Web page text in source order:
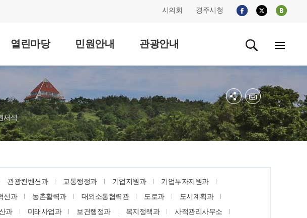
시의회 경주시청
열린마당 민원안내 관광안내
서식
관광컨벤션과 교통행정과 기업지원과
기업투자지원과
신과 농촌활력과 대외소통협력관 도로과
도시계획과
과 미래사업과 보건행정과 복지정책과
사적관리사무소